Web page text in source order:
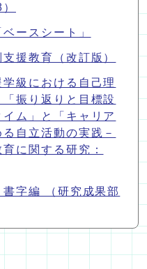
ースシート」
援教育（改訂版）
級における自己理
振り返りと目標設
ム」と「キャリア
自立活動の実践－
に関する研究：
字編 （研究成果部